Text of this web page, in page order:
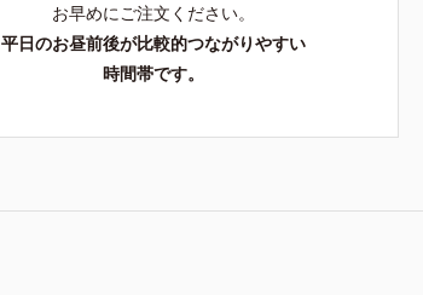
お早めにご注文ください。
平日のお昼前後が比較的つながりやすい
時間帯です。